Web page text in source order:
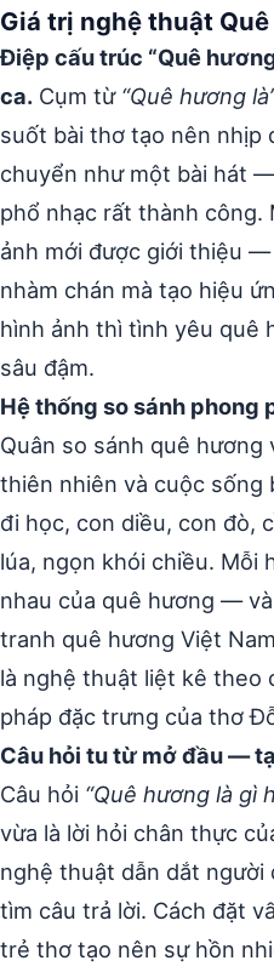
Giá trị nghệ thuật
Điệp cấu trúc “Quê
ca. Cụm từ “Quê hương
suốt bài thơ tạo nên nhịp
chuyển như một bài hát
phổ nhạc rất thành công.
ảnh mới được giới thiệu
nhàm chán mà tạo hiệu
hình ảnh thì tình yêu quê
sâu đậm.
Hệ thống so sánh phong
Quân so sánh quê hương
thiên nhiên và cuộc sống
đi học, con diều, con đò,
lúa, ngọn khói chiều. Mỗi
nhau của quê hương —
tranh quê hương Việt
là nghệ thuật liệt kê
pháp đặc trưng của thơ
Câu hỏi tu từ mở đầu —
Câu hỏi “Quê hương là gì
vừa là lời hỏi chân thực
nghệ thuật dẫn dắt người
tìm câu trả lời. Cách đặt
trẻ thơ tạo nên sự hồn